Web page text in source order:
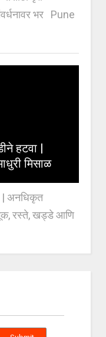
भर Pune
हटवा |
मिसाळ
| अनधिकृत
रस्ते, खड्डे आणि